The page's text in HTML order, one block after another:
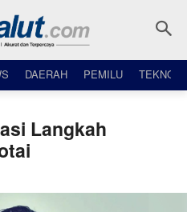
DAERAH PEMILU TEKNO
Langkah